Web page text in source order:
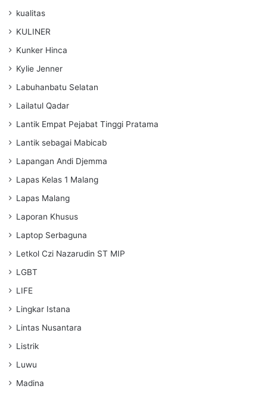
kualitas
KULINER
Kunker Hinca
Kylie Jenner
Labuhanbatu Selatan
Lailatul Qadar
Lantik Empat Pejabat Tinggi Pratama
Lantik sebagai Mabicab
Lapangan Andi Djemma
Lapas Kelas 1 Malang
Lapas Malang
Laporan Khusus
Laptop Serbaguna
Letkol Czi Nazarudin ST MIP
LGBT
LIFE
Lingkar Istana
Lintas Nusantara
Listrik
Luwu
Madina